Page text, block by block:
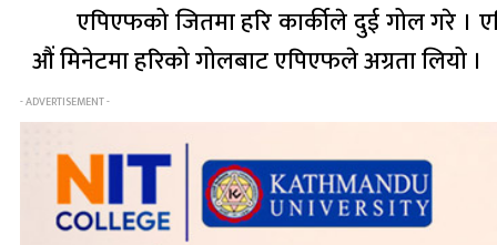
एपिएफको जितमा हरि कार्कीले दुई गोल गरे
औं मिनेटमा हरिको गोलबाट एपिएफले अग्रता लियो ।
- ADVERTISEMENT -